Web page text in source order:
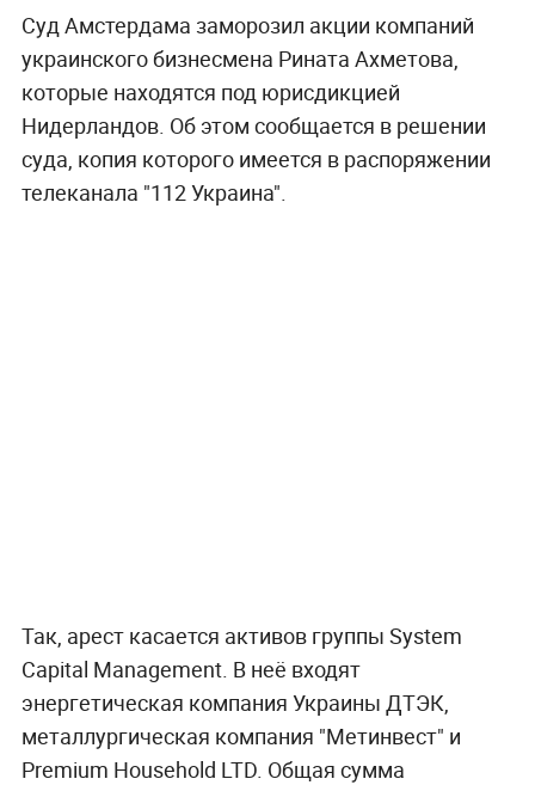
Суд Амстердама заморозил акции компаний
украинского бизнесмена Рината Ахметова,
которые находятся под юрисдикцией
Нидерландов. Об этом сообщается в решении
суда, копия которого имеется в распоряжении
телеканала "112 Украина".
Так, арест касается активов группы System
Capital Management. В неё входят
энергетическая компания Украины ДТЭК,
металлургическая компания "Метинвест" и
Premium Household LTD. Общая сумма